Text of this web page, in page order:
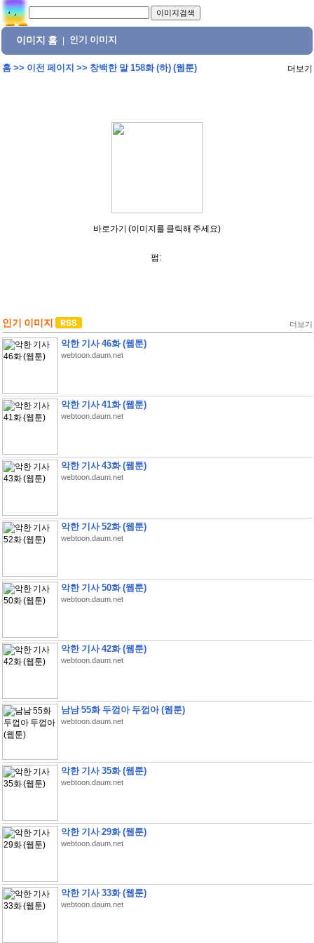
이미지 홈 인기 이미지
홈>> 이전 페이지 >> 창백한 말 158화 (하) (웹툰) 더보기
바로가기 (이미지를 클릭해 주세요)
펌:
인기 이미지 더보기
악한 기사 46화 (웹툰)
webtoon.daum.net
악한 기사 41화 (웹툰)
webtoon.daum.net
악한 기사 43화 (웹툰)
webtoon.daum.net
악한 기사 52화 (웹툰)
webtoon.daum.net
악한 기사 50화 (웹툰)
webtoon.daum.net
악한 기사 42화 (웹툰)
webtoon.daum.net
남남 55화 두껍아 두껍아 (웹툰)
webtoon.daum.net
악한 기사 35화 (웹툰)
webtoon.daum.net
악한 기사 29화 (웹툰)
webtoon.daum.net
악한 기사 33화 (웹툰)
webtoon.daum.net